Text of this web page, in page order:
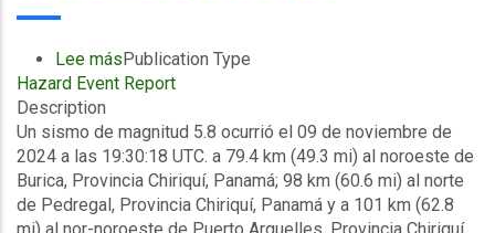
Panama-
FAP
(31/10/2024
a
04/11/2024)
Lee mássobre
Información
evento
Reporte
preliminar
-
Publication Type
Hazard Event Report
Description
Un sismo de magnitud 5.8 ocurrió el 09 de noviembre de
2024 a las 19:30:18 UTC. a 79.4 km (49.3 mi) al noroeste de
Burica, Provincia Chiriquí, Panamá; 98 km (60.6 mi) al norte
de Pedregal, Provincia Chiriquí, Panamá y a 101 km (62.8